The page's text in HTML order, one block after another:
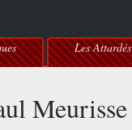
Les Attardés
Meurisse